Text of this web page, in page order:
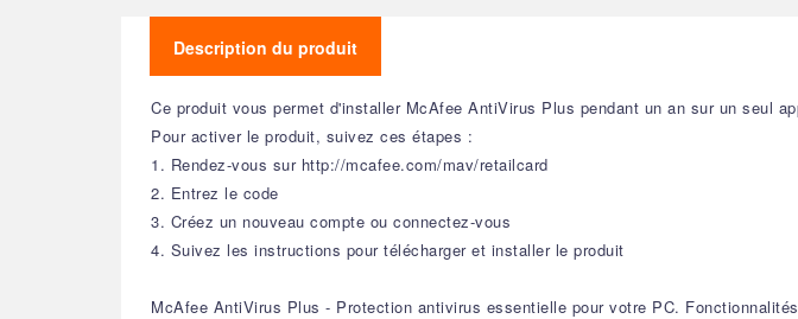
Description du produit
Ce produit vous permet d'installer McAfee AntiVirus Plus pendant un an sur un seul
Pour activer le produit, suivez ces étapes :
1. Rendez-vous sur http://mcafee.com/mav/retailcard
2. Entrez le code
3. Créez un nouveau compte ou connectez-vous
4. Suivez les instructions pour télécharger et installer le produit
McAfee AntiVirus Plus - Protection antivirus essentielle pour votre PC.